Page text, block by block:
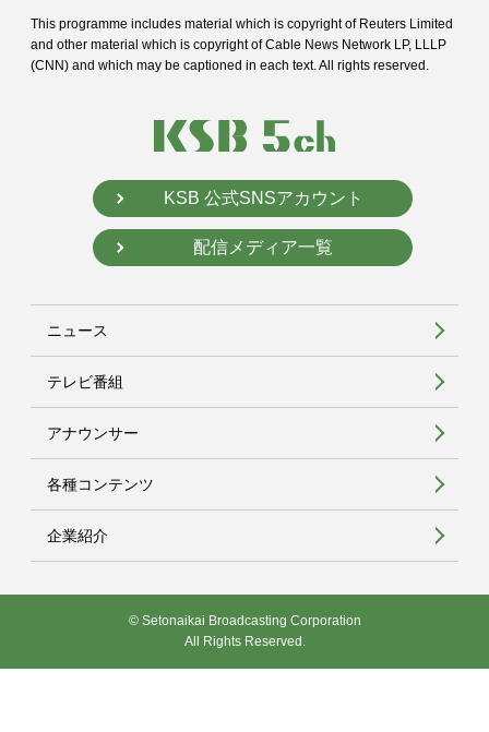
This programme includes material which is copyright of Reuters Limited
and other material which is copyright of Cable News Network LP, LLLP
(CNN) and which may be captioned in each text. All rights reserved.
KSB 公式SNSアカウント
配信メディア一覧
ニュース
テレビ番組
アナウンサー
各種コンテンツ
企業紹介
© Setonaikai Broadcasting Corporation
All Rights Reserved.